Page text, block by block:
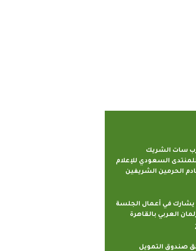
عرب سات الشريك
السعودي للإعلام
في أعمال الجلسة
العربي بالقاهرة
صندوق التمويل